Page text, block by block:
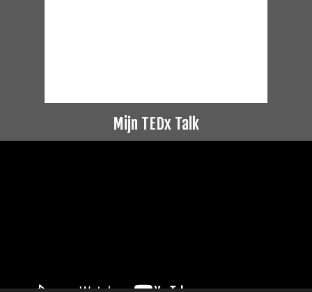
Mijn TEDx Talk